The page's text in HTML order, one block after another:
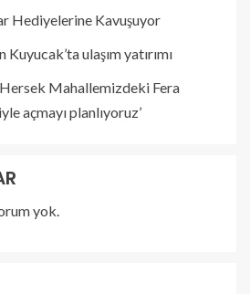
Hediyelerine Kavuşuyor
ulaşım yatırımı
Mahallemizdeki Fera
açmayı planlıyoruz’
yok.